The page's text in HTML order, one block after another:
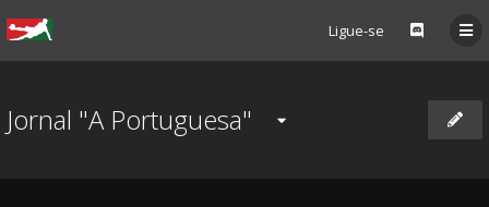
Ligue-se
Jornal "A Portuguesa"